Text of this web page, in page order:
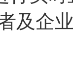
及企